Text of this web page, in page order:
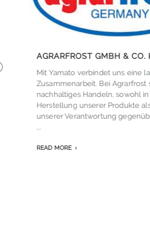
AGRARFROST GMBH & CO. KG
Mit Yamato verbindet uns eine
Zusammenarbeit. Bei Agrarfrost
nachhaltiges Handeln, sowohl in
Herstellung unserer Produkte als
unserer Verantwortung
READ MORE